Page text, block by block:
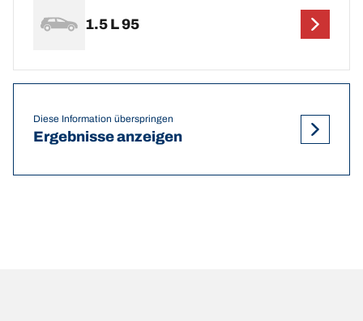
1.5 L 95
Diese Information überspringen
Ergebnisse anzeigen